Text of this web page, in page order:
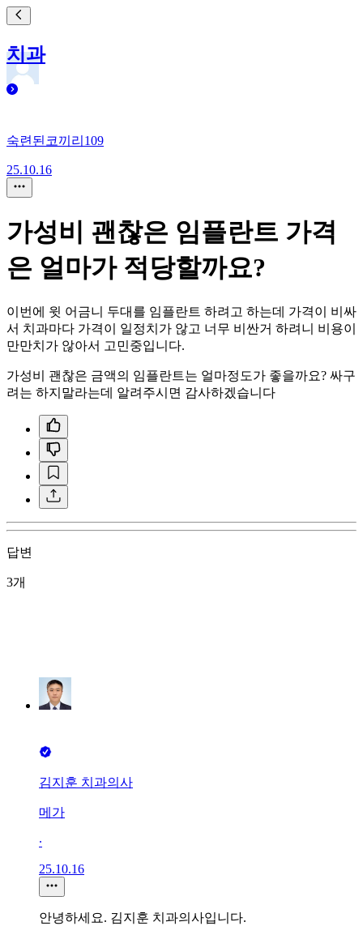
치과
숙련된코끼리109
25.10.16
가성비 괜찮은 임플란트 가격
은 얼마가 적당할까요?
이번에 윗 어금니 두대를 임플란트 하려고 하는데 가격이 비싸
서 치과마다 가격이 일정치가 않고 너무 비싼거 하려니 비용이
만만치가 않아서 고민중입니다.
가성비 괜찮은 금액의 임플란트는 얼마정도가 좋을까요? 싸구
려는 하지말라는데 알려주시면 감사하겠습니다
답변
3개
김지훈 치과의사
메가
∙
25.10.16
안녕하세요. 김지훈 치과의사입니다.